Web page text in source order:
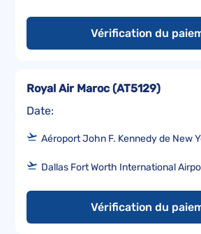
Vérification du
Date:
Royal Air Maroc (AT5129)
Aéroport John F. Kennedy de New
Dallas Fort Worth International
Vérification du